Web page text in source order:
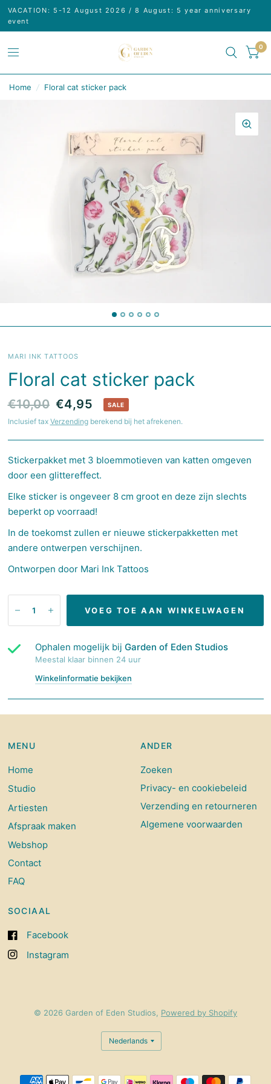
VACATION: 5-12 August 2026 / 8 August: 5 year anniversary
event
0
Home / Floral cat sticker pack
MARI INK TATTOOS
Floral cat sticker pack
€10,00 €4,95 SALE
Inclusief tax Verzendingberekend bij het afrekenen.
Stickerpakket met 3 bloemmotieven van katten omgeven
door een glittereffect.
Elke sticker is ongeveer 8 cm groot en deze zijn slechts
beperkt op voorraad!
In de toekomst zullen er nieuwe stickerpakketten met
andere ontwerpen verschijnen.
Ontworpen door Mari Ink Tattoos
VOEG TOE AAN WINKELWAGEN
Ophalen mogelijk bij Garden of Eden Studios
Meestal klaar binnen 24 uur
Winkelinformatie bekijken
MENU
Home
Studio
Artiesten
Afspraak maken
Webshop
Contact
FAQ
ANDER
Zoeken
Privacy- en cookiebeleid
Verzending en retourneren
Algemene voorwaarden
SOCIAAL
Facebook
Instagram
© 2026 Garden of Eden Studios, Powered by Shopify